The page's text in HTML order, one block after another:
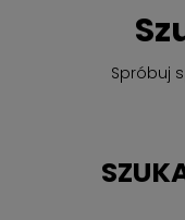
Spróbuj